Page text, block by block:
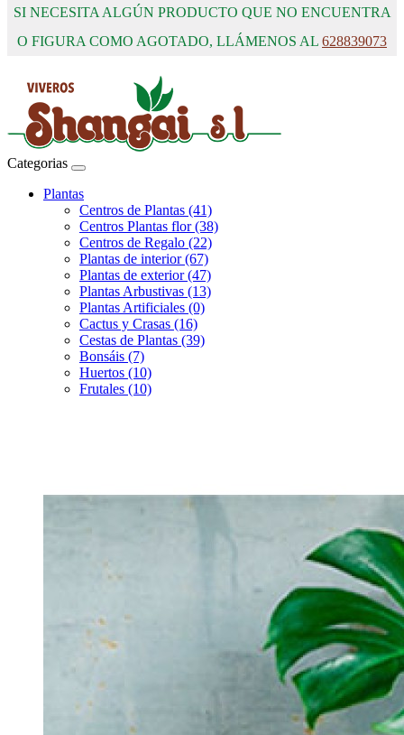
SI NECESITA ALGÚN PRODUCTO QUE NO ENCUENTRA
O FIGURA COMO AGOTADO, LLÁMENOS AL 628839073
Categorias
Plantas
Centros de Plantas (41)
Centros Plantas flor (38)
Centros de Regalo (22)
Plantas de interior (67)
Plantas de exterior (47)
Plantas Arbustivas (13)
Plantas Artificiales (0)
Cactus y Crasas (16)
Cestas de Plantas (39)
Bonsáis (7)
Huertos (10)
Frutales (10)